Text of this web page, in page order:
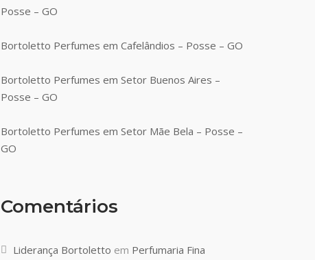
Posse – GO
Bortoletto Perfumes em Cafelândios – Posse – GO
Bortoletto Perfumes em Setor Buenos Aires –
Posse – GO
Bortoletto Perfumes em Setor Mãe Bela – Posse –
GO
Comentários
Liderança Bortoletto em Perfumaria Fina